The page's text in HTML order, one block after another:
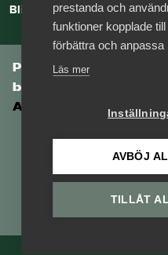
Bli medlem
Prenumerera på
branschnyhetsbrev
Aktuell info direkt i din
Anmäl dig
prestanda och
funktioner kopplade
förbättra och anpassa
Läs mer
AVBÖJ
TILLÅT